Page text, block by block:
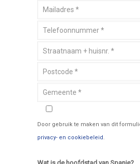
Door gebruik te maken van dit
privacy- en cookiebeleid.